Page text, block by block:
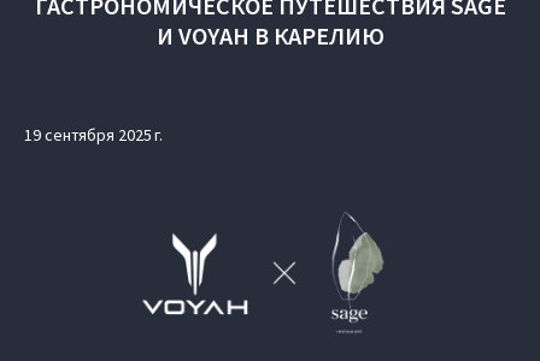
И VOYAH В КАРЕЛИЮ
19 сентября 2025 г.